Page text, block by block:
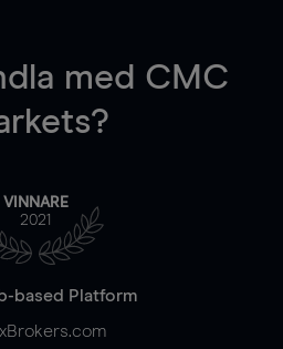
med CMC
VINNARE
2021
based Platform